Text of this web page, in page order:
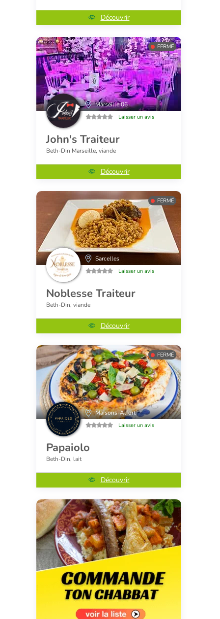
Découvrir
FERMÉ
Marseille 06
Laisser un avis
John's Traiteur
Beth-Din Marseille, viande
Découvrir
FERMÉ
Sarcelles
Laisser un avis
Noblesse Traiteur
Beth-Din, viande
Découvrir
FERMÉ
Maisons-Alfort
Laisser un avis
Papaiolo
Beth-Din, lait
Découvrir